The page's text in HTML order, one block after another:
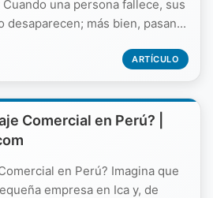
una persona fallece, sus
desaparecen; más bien, pasan...
ARTÍCULO
Comercial en Perú? |
en Perú? Imagina que
empresa en Ica y, de